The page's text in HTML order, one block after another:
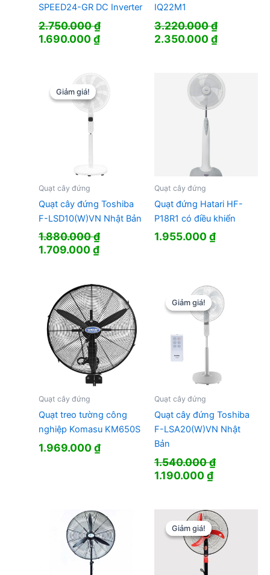
SPEED24-GR DC Inverter
2.750.000₫
Giá
2.750.000 ₫.
1.690.000₫Giá
là:
1.690.000 ₫.
IQ22M1
3.220.000₫
Giá
3.220.000 ₫.
2.350.000₫Giá
là:
Giảm giá!
Giảm giá!
Quạt cây đứng
Quạt cây đứng Toshiba
F-LSD10(W)VN Nhật Bản
1.880.000₫
Giá
1.880.000 ₫.
1.709.000₫Giá
là:
1.709.000 ₫.
Quạt cây đứng
Quạt đứng Hatari HF-
P18R1 có điều khiển
1.955.000₫
Quạt cây đứng
Quạt treo tường công
nghiệp Komasu KM650S
1.969.000₫
Giảm giá!
Giảm giá!
Quạt cây đứng
Quạt cây đứng Toshiba
F-LSA20(W)VN Nhật
Bản
1.540.000₫
Giá
1.540.000 ₫.
1.190.000₫Giá
là:
1.190.000
Giảm giá!
Giảm giá!